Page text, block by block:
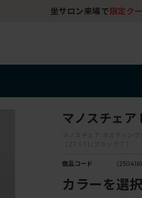
坐サロン来場で 限定ク
マノスチェ
マノスチェア ネスティン
［ZT×T1/ブラックＴ］
商品コード （
カラーを選択